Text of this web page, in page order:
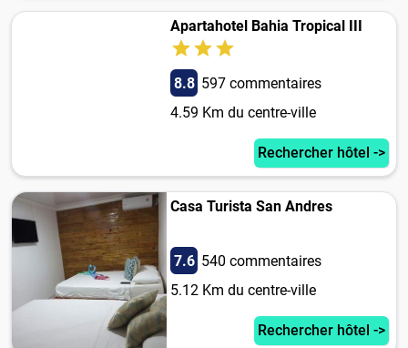
Apartahotel Bahia Tropical III
8.8 597 commentaires
4.59 Km du centre-ville
Rechercher hôtel ->
Casa Turista San Andres
7.6 540 commentaires
5.12 Km du centre-ville
Rechercher hôtel ->